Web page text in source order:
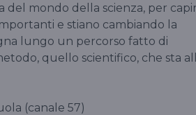
del mondo della scienza, per
e stiano cambiando la
lungo un percorso fatto di
quello scientifico, che sta
(canale 57)